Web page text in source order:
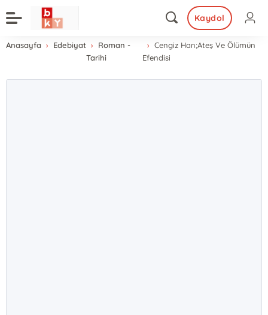
Kaydol
Anasayfa Edebiyat
Roman -
Tarihi
Cengiz Han;Ateş Ve Ölümün
Efendisi